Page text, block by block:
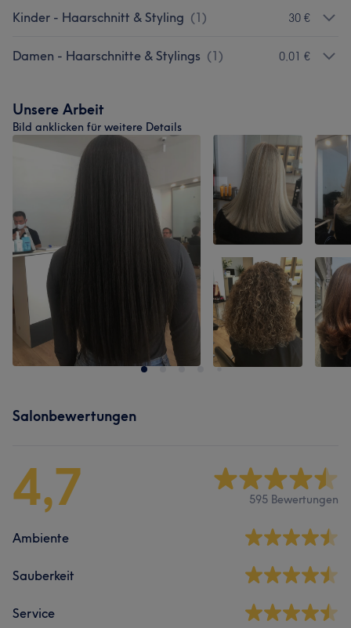
Kinder - Haarschnitt & Styling (1) 30 €
Damen - Haarschnitte & Stylings (1) 0,01 €
Unsere Arbeit
Bild anklicken für weitere Details
Salonbewertungen
4,7 595 Bewertungen
Ambiente
Sauberkeit
Service